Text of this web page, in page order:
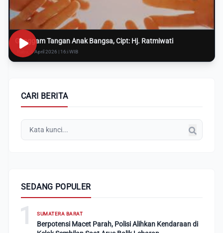
Genggam Tangan Anak Bangsa, Cipt: Hj. Ratmiwati
Rabu, 8 April 2026 | 16:i WIB
CARI BERITA
SEDANG POPULER
1 SUMATERA BARAT
Berpotensi Macet Parah, Polisi Alihkan Kendaraan di